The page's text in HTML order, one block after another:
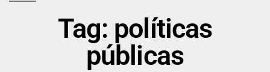
Tag: políticas
públicas